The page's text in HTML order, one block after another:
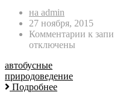
на admin
27 ноября, 2015
Комментарии к
отключены
автобусные
природоведение
Подробнее